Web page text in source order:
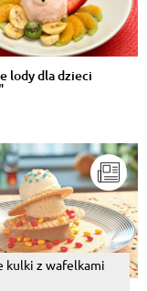
lody dla dzieci
kulki z wafelkami